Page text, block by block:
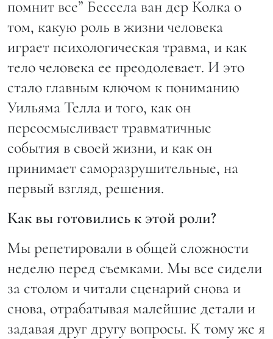
помнит все” Бессела ван дер Колка о
том, какую роль в жизни человека
играет психологическая травма, и как
тело человека ее преодолевает. И это
стало главным ключом к пониманию
Уильяма Телла и того, как он
переосмысливает травматичные
события в своей жизни, и как он
принимает саморазрушительные, на
первый взгляд, решения.
Как вы готовились к этой роли?
Мы репетировали в общей сложности
неделю перед съемками. Мы все сидели
за столом и читали сценарий снова и
снова, отрабатывая малейшие детали и
задавая друг другу вопросы. К тому же я